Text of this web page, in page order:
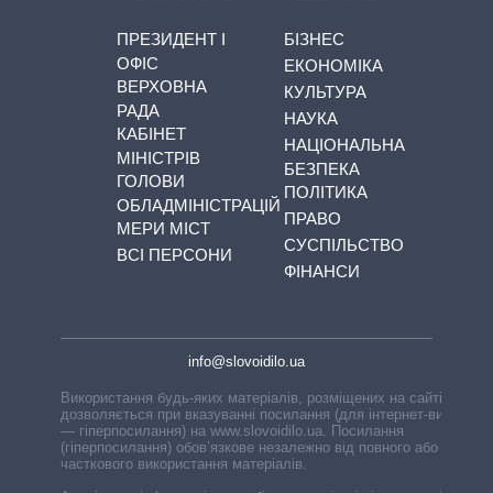
ПРЕЗИДЕНТ І
ОФІС
ВЕРХОВНА
РАДА
КАБІНЕТ
МІНІСТРІВ
ГОЛОВИ
ОБЛАДМІНІСТРАЦІЙ
МЕРИ МІСТ
ВСІ ПЕРСОНИ
БІЗНЕС
ЕКОНОМІКА
КУЛЬТУРА
НАУКА
НАЦІОНАЛЬНА
БЕЗПЕКА
ПОЛІТИКА
ПРАВО
СУСПІЛЬСТВО
ФІНАНСИ
info@slovoidilo.ua
Використання будь-яких матеріалів, розміщених на сайті,
дозволяється при вказуванні посилання (для інтернет-видань
— гіперпосилання) на www.slovoidilo.ua. Посилання
(гіперпосилання) обов’язкове незалежно від повного або
часткового використання матеріалів.